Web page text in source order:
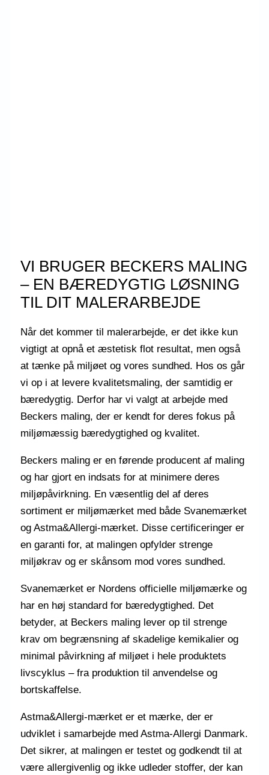
VI BRUGER BECKERS MALING
– EN BÆREDYGTIG LØSNING
TIL DIT MALERARBEJDE
Når det kommer til malerarbejde, er det ikke kun
vigtigt at opnå et æstetisk flot resultat, men også
at tænke på miljøet og vores sundhed. Hos os går
vi op i at levere kvalitetsmaling, der samtidig er
bæredygtig. Derfor har vi valgt at arbejde med
Beckers maling, der er kendt for deres fokus på
miljømæssig bæredygtighed og kvalitet.
Beckers maling er en førende producent af maling
og har gjort en indsats for at minimere deres
miljøpåvirkning. En væsentlig del af deres
sortiment er miljømærket med både Svanemærket
og Astma&Allergi-mærket. Disse certificeringer er
en garanti for, at malingen opfylder strenge
miljøkrav og er skånsom mod vores sundhed.
Svanemærket er Nordens officielle miljømærke og
har en høj standard for bæredygtighed. Det
betyder, at Beckers maling lever op til strenge
krav om begrænsning af skadelige kemikalier og
minimal påvirkning af miljøet i hele produktets
livscyklus – fra produktion til anvendelse og
bortskaffelse.
Astma&Allergi-mærket er et mærke, der er
udviklet i samarbejde med Astma-Allergi Danmark.
Det sikrer, at malingen er testet og godkendt til at
være allergivenlig og ikke udleder stoffer, der kan